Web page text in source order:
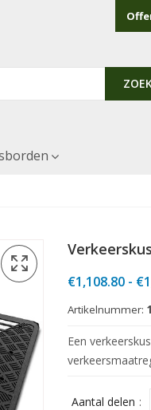
€1,108.80 - €
Artikelnummer:
Een
Aantal delen